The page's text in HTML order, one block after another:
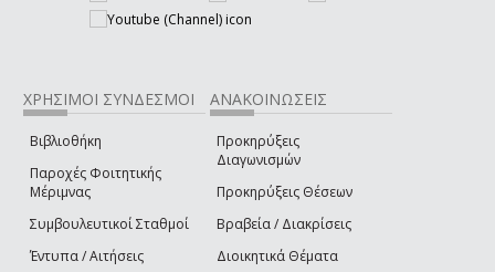
ΧΡΗΣΙΜΟΙ ΣΥΝΔΕΣΜΟΙ
Βιβλιοθήκη
Παροχές Φοιτητικής
Μέριμνας
Συμβουλευτικοί Σταθμοί
Έντυπα / Αιτήσεις
ΑΝΑΚΟΙΝΩΣΕΙΣ
Προκηρύξεις
Διαγωνισμών
Προκηρύξεις Θέσεων
Βραβεία / Διακρίσεις
Διοικητικά Θέματα